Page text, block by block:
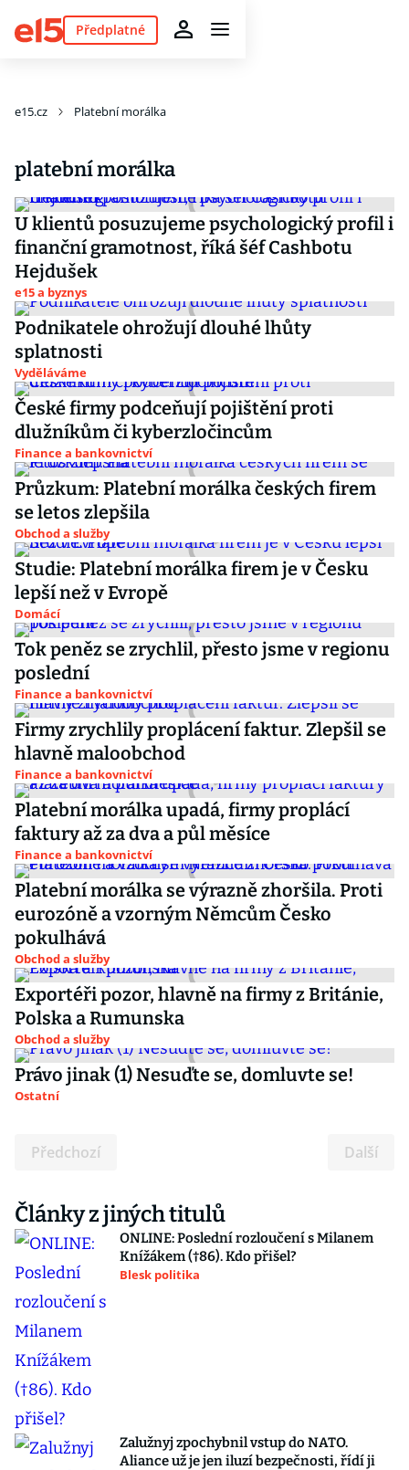
Předplatné
e15.cz Platební morálka
platební morálka
U klientů posuzujeme psychologický profil i
finanční gramotnost, říká šéf Cashbotu
Hejdušek
e15 a byznys
Podnikatele ohrožují dlouhé lhůty
splatnosti
Vyděláváme
České firmy podceňují pojištění proti
dlužníkům či kyberzločincům
Finance a bankovnictví
Průzkum: Platební morálka českých firem
se letos zlepšila
Obchod a služby
Studie: Platební morálka firem je v Česku
lepší než v Evropě
Domácí
Tok peněz se zrychlil, přesto jsme v regionu
poslední
Finance a bankovnictví
Firmy zrychlily proplácení faktur. Zlepšil se
hlavně maloobchod
Finance a bankovnictví
Platební morálka upadá, firmy proplácí
faktury až za dva a půl měsíce
Finance a bankovnictví
Platební morálka se výrazně zhoršila. Proti
eurozóně a vzorným Němcům Česko
pokulhává
Obchod a služby
Exportéři pozor, hlavně na firmy z Británie,
Polska a Rumunska
Obchod a služby
Právo jinak (1) Nesuďte se, domluvte se!
Ostatní
Předchozí Další
Články z jiných titulů
ONLINE: Poslední rozloučení s Milanem
Knížákem (†86). Kdo přišel?
Blesk politika
Zalužnyj zpochybnil vstup do NATO.
Aliance už je jen iluzí bezpečnosti, řídí ji